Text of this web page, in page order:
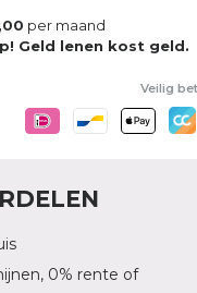
per maand
Geld lenen kost geld.
Veilig
0% rente of